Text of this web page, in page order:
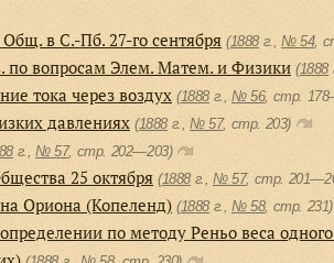
в С.-Пб. 27-го сентября (1888 г.,№ 54,
по вопросам Элем. Матем. и Физики (1888
тока через воздух (1888 г.,№ 56, cтр.
давлениях (1888 г.,№ 57, cтр. 203)
г.,№ 57, cтр. 202—203)
25 октября (1888 г.,№ 57, cтр.
Ориона (Копеленд) (1888 г.,№ 58, cтр. 231)
по методу Реньо веса